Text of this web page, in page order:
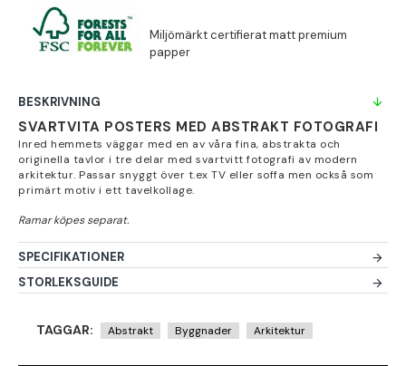
BESKRIVNING
SVARTVITA POSTERS MED ABSTRAKT FOTOGRAFI
Inred hemmets väggar med en av våra fina, abstrakta och
originella tavlor i tre delar med svartvitt fotografi av modern
arkitektur. Passar snyggt över t.ex TV eller soffa men också som
primärt motiv i ett tavelkollage.
SPECIFIKATIONER
STORLEKSGUIDE
TAGGAR: Abstrakt Byggnader Arkitektur